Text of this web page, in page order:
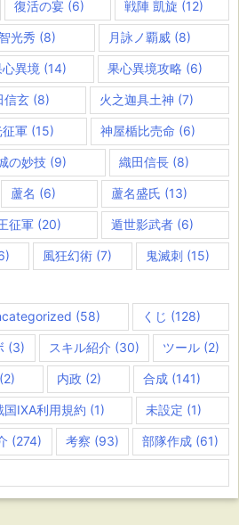
復活の宴 (6) 戦陣 凱旋 (12)
光秀 (8) 月詠ノ覇威(8)
心異境 (14) 果心異境攻略 (6)
信玄 (8) 火之迦具土神 (7)
軍(15) 神屋楯比売命 (6)
の妙技(9) 織田信長 (8)
蘆名 (6) 蘆名盛氏 (13)
征軍 (20) 遁世影武者(6)
風狂幻術 (7) 鬼滅刺(15)
(58) くじ (128)
(3) スキル紹介 (30) ツール(2)
(2) 内政 (2) 合成 (141)
国IXA利用規約 (1) 未設定 (1)
(274) 考察 (93) 部隊作成 (61)